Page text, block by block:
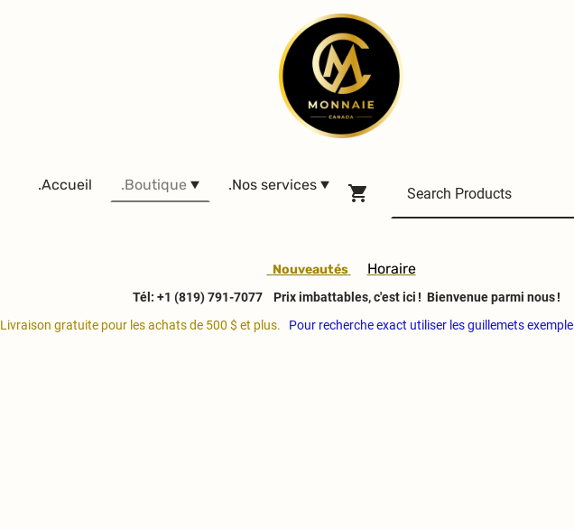
.Accueil .Boutique .Nos services
Nouveautés Horaire
Tél: +1 (819) 791-7077
Prix imbattables, c'est ici ! Bienvenue parmi nous !
Livraison gratuite pour les achats de 500 $ et plus.
Pour recherche exact utiliser les guillemets exemple